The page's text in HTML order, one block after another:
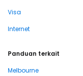
Visa
Internet
Panduan terkait
Melbourne